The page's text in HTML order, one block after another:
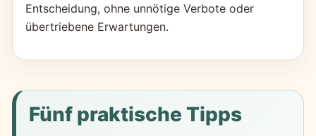
Entscheidung, ohne unnötige Verbote oder
übertriebene Erwartungen.
Fünf praktische Tipps